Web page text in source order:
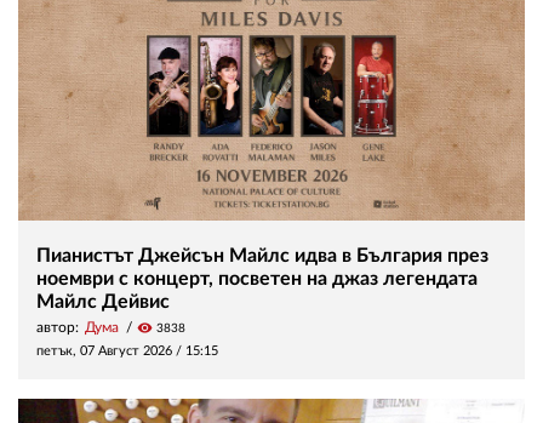
Пианистът Джейсън Майлс идва в България през
ноември с концерт, посветен на джаз легендата
Майлс Дейвис
автор: Дума visibility 3838
петък, 07 Август 2026 / 15:15